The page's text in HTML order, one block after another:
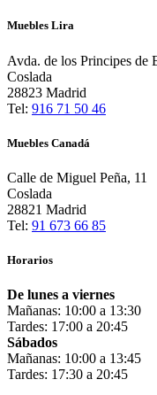
Muebles Lira
Avda. de los Principes de
Coslada
28823 Madrid
Tel: 916 71 50 46
Muebles Canadá
Calle de Miguel Peña, 11
Coslada
28821 Madrid
Tel: 91 673 66 85
Horarios
De lunes a viernes
Mañanas: 10:00 a 13:30
Tardes: 17:00 a 20:45
Sábados
Mañanas: 10:00 a 13:45
Tardes: 17:30 a 20:45